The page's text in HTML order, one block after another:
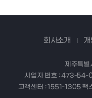
회사소개
제주특별
사업자 번호 : 473-54-
고객센터 : 1551-1305